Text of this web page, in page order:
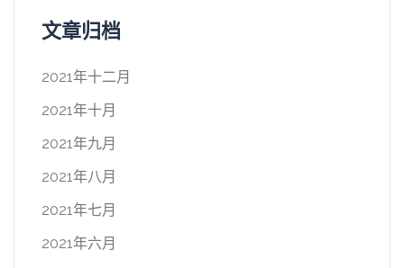
文章归档
2021年十二月
2021年十月
2021年九月
2021年八月
2021年七月
2021年六月